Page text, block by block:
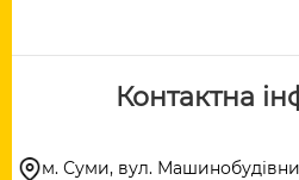
Контактна
м. Суми, вул.